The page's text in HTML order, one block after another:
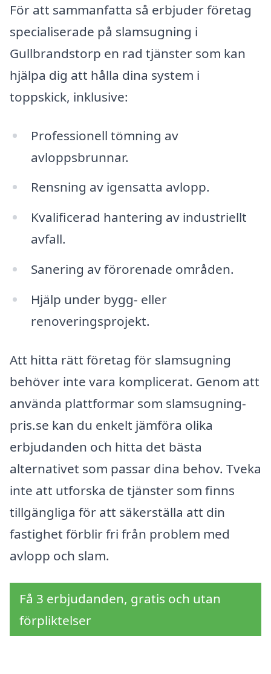
För att sammanfatta så erbjuder företag
specialiserade på slamsugning i
Gullbrandstorp en rad tjänster som kan
hjälpa dig att hålla dina system i
toppskick, inklusive:
Professionell tömning av
avloppsbrunnar.
Rensning av igensatta avlopp.
Kvalificerad hantering av industriellt
avfall.
Sanering av förorenade områden.
Hjälp under bygg- eller
renoveringsprojekt.
Att hitta rätt företag för slamsugning
behöver inte vara komplicerat. Genom att
använda plattformar som slamsugning-
pris.se kan du enkelt jämföra olika
erbjudanden och hitta det bästa
alternativet som passar dina behov. Tveka
inte att utforska de tjänster som finns
tillgängliga för att säkerställa att din
fastighet förblir fri från problem med
avlopp och slam.
Få 3 erbjudanden, gratis och utan
förpliktelser